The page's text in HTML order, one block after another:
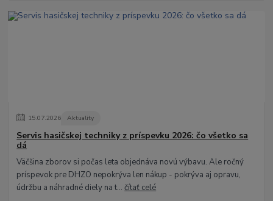
15.07.2026 Aktuality
Servis hasičskej techniky z príspevku 2026: čo všetko sa
dá
Väčšina zborov si počas leta objednáva novú výbavu. Ale ročný
príspevok pre DHZO nepokrýva len nákup - pokrýva aj opravu,
údržbu a náhradné diely na t...čítať celé